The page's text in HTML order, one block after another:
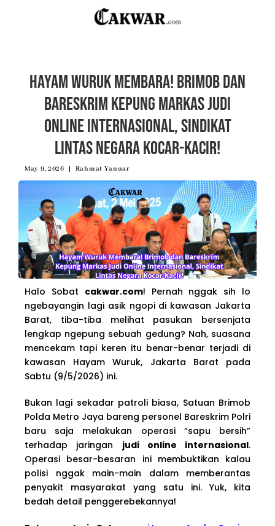
Hayam Wuruk Membara! Brimob dan
Bareskrim Kepung Markas Judi
Online Internasional, Sindikat
Lintas Negara Kocar-Kacir!
May 9, 2026 Rahmat Yanuar
Halo Sobat cakwar.com! Pernah nggak sih lo
ngebayangin lagi asik ngopi di kawasan Jakarta
Barat, tiba-tiba melihat pasukan bersenjata
lengkap ngepung sebuah gedung? Nah, suasana
mencekam tapi keren itu benar-benar terjadi di
kawasan Hayam Wuruk, Jakarta Barat pada
Sabtu (9/5/2026) ini.
Bukan lagi sekadar patroli biasa, Satuan Brimob
Polda Metro Jaya bareng personel Bareskrim Polri
baru saja melakukan operasi “sapu bersih”
terhadap jaringan judi online internasional.
Operasi besar-besaran ini membuktikan kalau
polisi nggak main-main dalam memberantas
penyakit masyarakat yang satu ini. Yuk, kita
bedah detail penggerebekannya!